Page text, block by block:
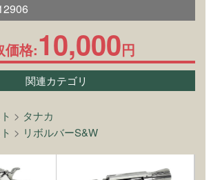
価格:10,000円
関連カテゴリ
> タナカ
> リボルバーS&W